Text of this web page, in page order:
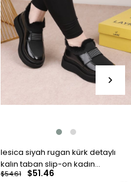
lesica siyah rugan kürk detaylı
kalın taban slip-on kadın
ayakkabı$51.46
$54.61